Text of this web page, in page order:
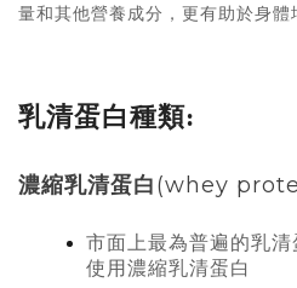
量和其他營養成分，更有助於身體
乳清蛋白種類:
濃縮乳清蛋白(whey
市面上最為普遍的乳
使用濃縮乳清蛋白